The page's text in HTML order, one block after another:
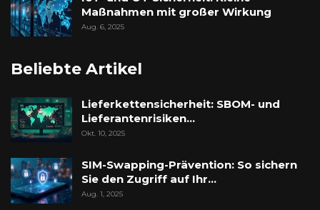
Maßnahmen mit großer Wirkung
Aug. 6, 2025
Beliebte Artikel
Lieferkettensicherheit: SBOM- und
Lieferantenrisiken…
Okt. 10, 2025
SIM-Swapping-Prävention: So sichern
Sie den Zugriff auf Ihr…
Aug. 1, 2025